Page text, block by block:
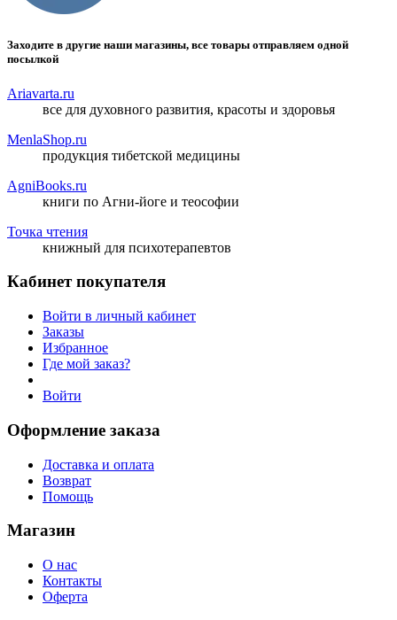
Заходите в другие наши магазины, все товары отправляем одной
посылкой
Ariavarta.ru
все для духовного развития, красоты и здоровья
MenlaShop.ru
продукция тибетской медицины
AgniBooks.ru
книги по Агни-йоге и теософии
Точка чтения
книжный для психотерапевтов
Кабинет покупателя
Войти в личный кабинет
Заказы
Избранное
Где мой заказ?
Войти
Оформление заказа
Доставка и оплата
Возврат
Помощь
Магазин
О нас
Контакты
Оферта